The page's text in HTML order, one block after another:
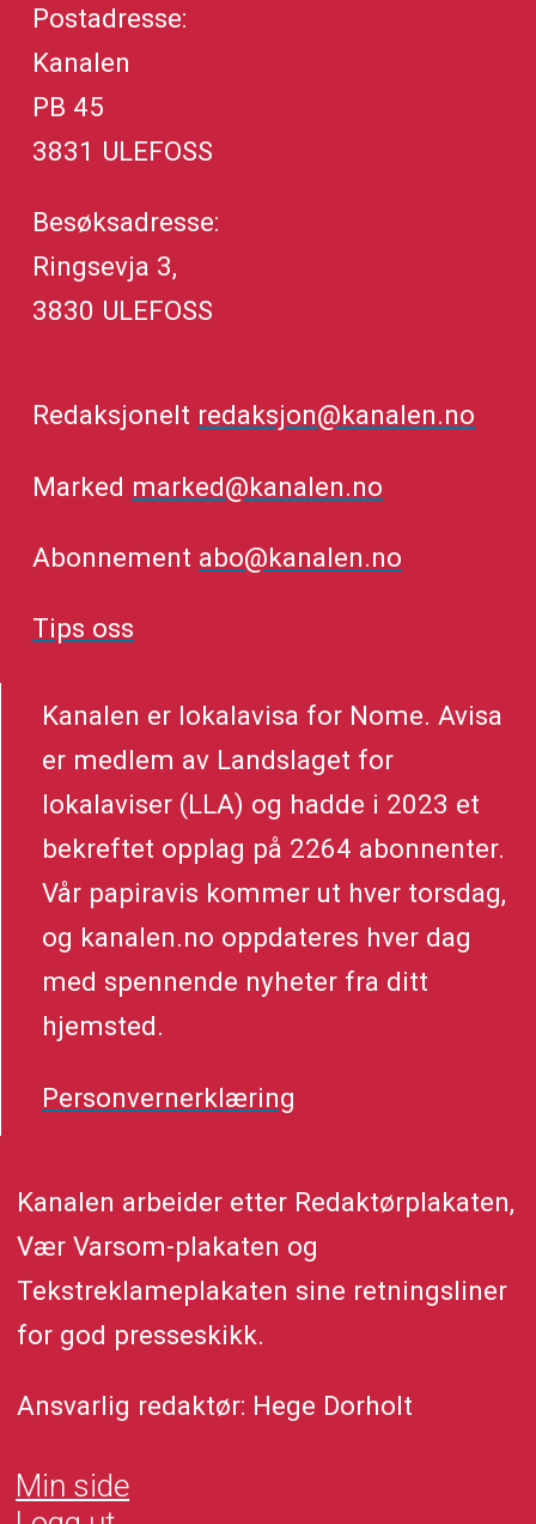
Postadresse:
Kanalen
PB 45
3831 ULEFOSS
Besøksadresse:
Ringsevja 3,
3830 ULEFOSS
Redaksjonelt redaksjon@kanalen.no
Marked marked@kanalen.no
Abonnement abo@kanalen.no
Tips oss
Kanalen er lokalavisa for Nome. Avisa
er medlem av Landslaget for
lokalaviser (LLA) og hadde i 2023 et
bekreftet opplag på 2264 abonnenter.
Vår papiravis kommer ut hver torsdag,
og kanalen.no oppdateres hver dag
med spennende nyheter fra ditt
hjemsted.
Personvernerklæring
Kanalen arbeider etter Redaktørplakaten,
Vær Varsom-plakaten og
Tekstreklameplakaten sine retningsliner
for god presseskikk.
Ansvarlig redaktør: Hege Dorholt
Min side